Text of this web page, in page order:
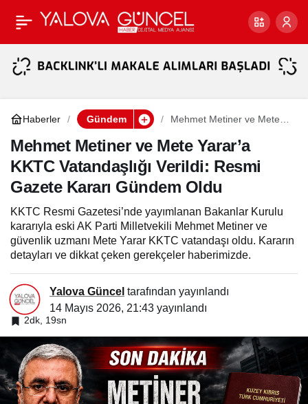
Haberler Gündem
Mehmet Metiner ve Mete
Verildi: Resmi Gazete
Kararı Gündem Oldu
Mehmet Metiner ve Mete Yarar’a
KKTC Vatandaşlığı Verildi: Resmi
Gazete Kararı Gündem Oldu
KKTC Resmi Gazetesi’nde yayımlanan Bakanlar Kurulu
kararıyla eski AK Parti Milletvekili Mehmet Metiner ve
güvenlik uzmanı Mete Yarar KKTC vatandaşı oldu. Kararın
detayları ve dikkat çeken gerekçeler haberimizde.
Yalova Güncel tarafından yayınlandı
14 Mayıs 2026, 21:43 yayınlandı
2dk, 19sn
Yalova Dahil 47 İlde Eş
Zamanlı DEAŞ
Şüpheli Yakalandı
Paylaş